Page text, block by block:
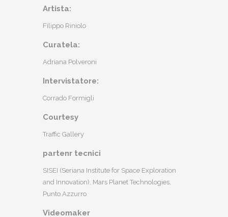
Artista:
Filippo Riniolo
Curatela:
Adriana Polveroni
Intervistatore:
Corrado Formigli
Courtesy
Traffic Gallery
partenr tecnici
SISEI (Seriana Institute for Space Exploration
and Innovation), Mars Planet Technologies,
Punto Azzurro
Videomaker